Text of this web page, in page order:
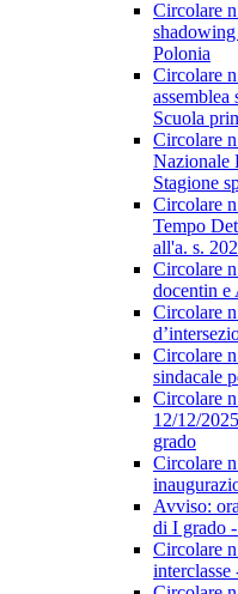
Circolare
Polonia
Circolare
Scuola
Circolare
Nazionale
Stagione
Circolare
Tempo
all'a. s.
Circolare
docentin e
Circolare
Circolare
sindacale
Circolare
12/12/
grado
Circolare
Avviso:
di I grado
Circolare